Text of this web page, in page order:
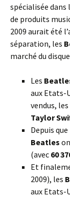
spécialisée
de produits
2009 aurait été
séparation, les
marché du
Les
aux Etats-
vendus,
Taylor
Depuis
Beatles
(avec 60
Et
2009), les
aux Etats-